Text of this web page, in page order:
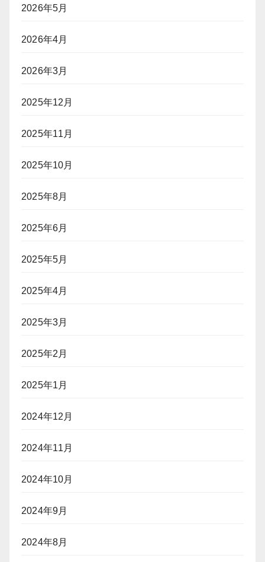
2026年5月
2026年4月
2026年3月
2025年12月
2025年11月
2025年10月
2025年8月
2025年6月
2025年5月
2025年4月
2025年3月
2025年2月
2025年1月
2024年12月
2024年11月
2024年10月
2024年9月
2024年8月